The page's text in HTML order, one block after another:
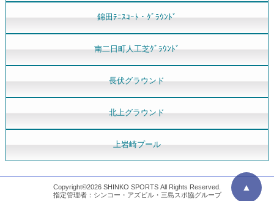
▲
錦田ﾃﾆｽｺｰﾄ・ｸﾞﾗｳﾝﾄﾞ
南二日町人工芝ｸﾞﾗｳﾝﾄﾞ
長伏グラウンド
北上グラウンド
上岩崎プール
Copyright©2026 SHINKO SPORTS All Rights Reserved.
指定管理者：シンコー・アズビル・三島スポ協グループ